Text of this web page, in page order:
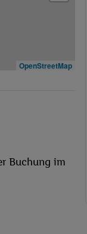
OpenStreetMap
Buchung im